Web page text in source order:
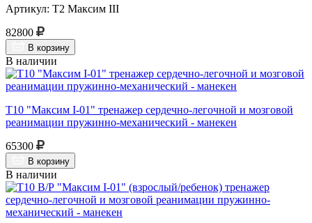
Артикул: Т2 Максим III
82800
В корзину
В наличии
Т10 "Максим I-01" тренажер сердечно-легочной и мозговой
реанимации пружинно-механический - манекен
65300
В корзину
В наличии